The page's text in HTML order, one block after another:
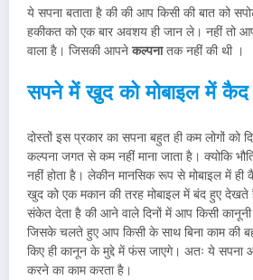
ये सपना बताता है की की आप किसी की बात को
हकीकत को एक बार अवशय ही जान ले। नहीं तो
वाला है। जिसकी आपनेकल्पनातक नहीं की थी ।
सपने में खुद को मोबाइल में
दोस्तों इस प्रकार का सपना बहुत ही कम लोगों को
कल्पना जगत से कम नहीं माना जाता है। क्योकि
नहीं होता है। लेकीन मानसिक रूप से मोबाइल में
खुद को एक मकान की तरह मोबाइल में बंद हुए देखते
संकेत देता है की आने वाले दिनों में आप किसी
जिसके चलते हुए आप किसी के साथ बिना काम की
किए ही कानून के मुद्दे में फंस जाएगे। अतः ये सपना
करने का काम करता है।